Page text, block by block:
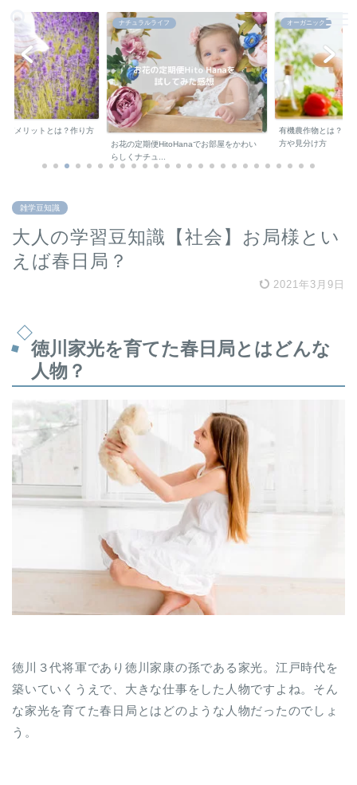
メリットとは？作り方
ナチュラルライフ
お花の定期便HitoHanaでお部屋をかわい
らしくナチュ...
オーガニック
有機農作物とは？オー
方や見分け方
雑学豆知識
大人の学習豆知識【社会】お局様とい
えば春日局？
2021年3月9日
徳川家光を育てた春日局とはどんな
人物？
徳川３代将軍であり徳川家康の孫である家光。江戸時代を
築いていくうえで、大きな仕事をした人物ですよね。そん
な家光を育てた春日局とはどのような人物だったのでしょ
う。